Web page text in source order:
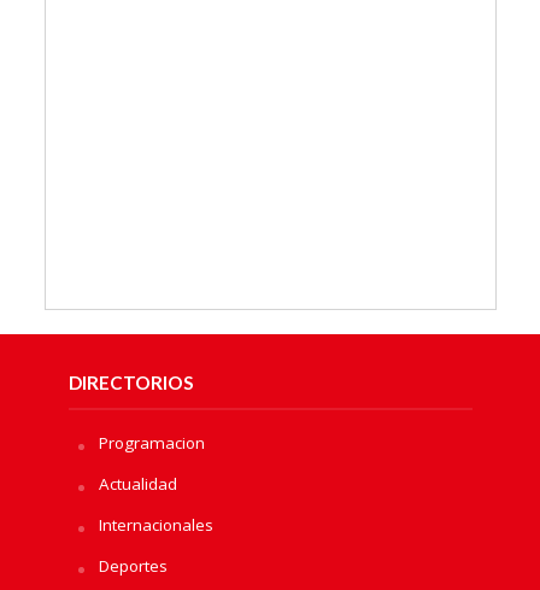
DIRECTORIOS
Programacion
Actualidad
Internacionales
Deportes